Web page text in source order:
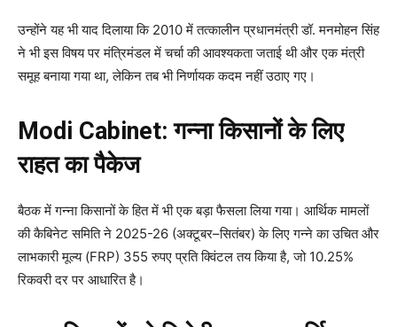
उन्होंने यह भी याद दिलाया कि 2010 में तत्कालीन प्रधानमंत्री डॉ. मनमोहन सिंह
ने भी इस विषय पर मंत्रिमंडल में चर्चा की आवश्यकता जताई थी और एक मंत्री
समूह बनाया गया था, लेकिन तब भी निर्णायक कदम नहीं उठाए गए।
Modi Cabinet: गन्ना किसानों के लिए
राहत का पैकेज
बैठक में गन्ना किसानों के हित में भी एक बड़ा फैसला लिया गया। आर्थिक मामलों
की कैबिनेट समिति ने 2025-26 (अक्टूबर–सितंबर) के लिए गन्ने का उचित और
लाभकारी मूल्य (FRP) 355 रुपए प्रति क्विंटल तय किया है, जो 10.25%
रिकवरी दर पर आधारित है।